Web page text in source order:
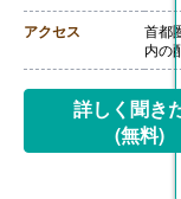
年収
ご面
【賞
る）
【昇
【退
アクセス
首都
内の
詳しく聞き
(無料)